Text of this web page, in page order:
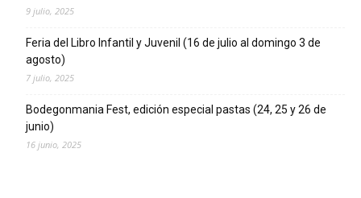
9 julio, 2025
Feria del Libro Infantil y Juvenil (16 de julio al domingo 3 de
agosto)
7 julio, 2025
Bodegonmania Fest, edición especial pastas (24, 25 y 26 de
junio)
16 junio, 2025